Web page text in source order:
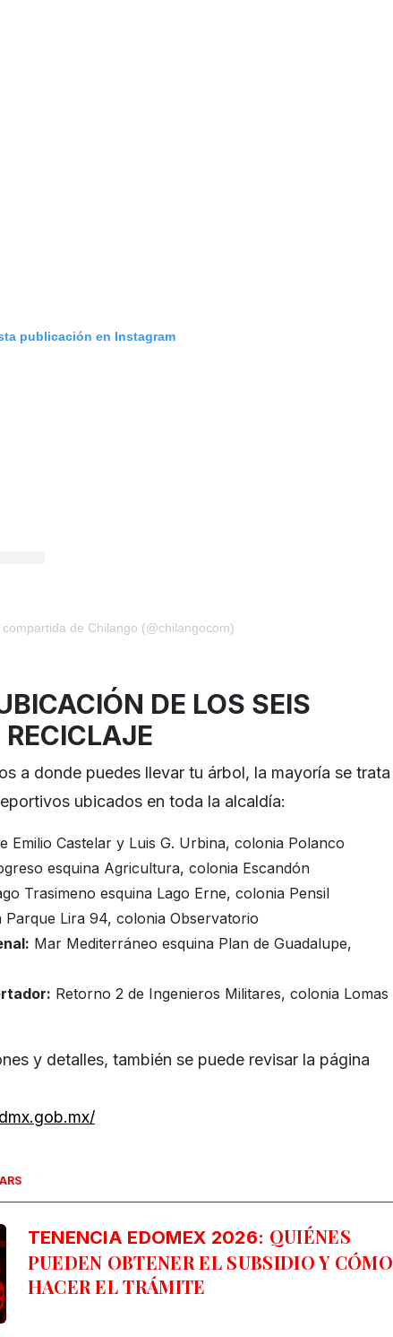
publicación en Instagram
de Chilango (@chilangocom)
DE LOS SEIS
a donde puedes llevar tu árbol, la mayoría se trata
ubicados en toda la alcaldía:
Emilio Castelar y Luis G. Urbina, colonia Polanco
esquina Agricultura, colonia Escandón
Trasimeno esquina Lago Erne, colonia Pensil
Parque Lira 94, colonia Observatorio
Mar Mediterráneo esquina Plan de Guadalupe,
Retorno 2 de Ingenieros Militares, colonia Lomas
y detalles, también se puede revisar la página
TENENCIA EDOMEX 2026: QUIÉNES
PUEDEN OBTENER EL SUBSIDIO Y CÓMO
HACER EL TRÁMITE